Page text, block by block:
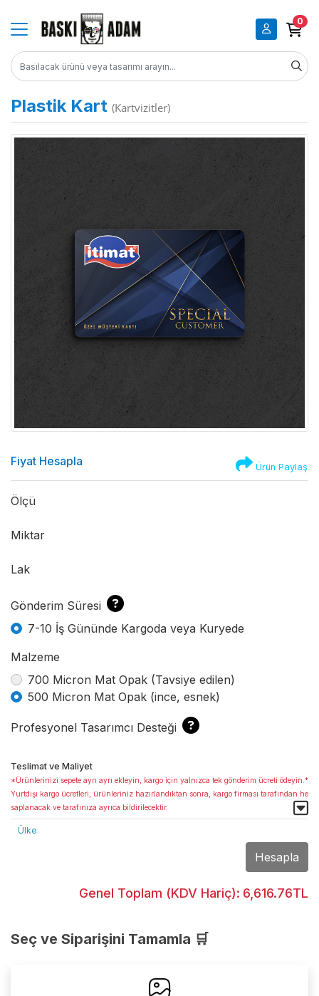
0
Plastik Kart (Kartvizitler)
Fiyat Hesapla Ürün Paylaş
Ölçü
Miktar
Lak
Gönderim Süresi
7-10 İş Gününde Kargoda veya Kuryede
Malzeme
700 Micron Mat Opak (Tavsiye edilen)
500 Micron Mat Opak (ince, esnek)
Profesyonel Tasarımcı Desteği
Teslimat ve Maliyet
*Ürünlerinizi sepete ayrı ayrı ekleyin, kargo için yalnızca tek gönderim ücreti ödeyin.*
Yurtdışı kargo ücretleri, ürünleriniz hazırlandıktan sonra, kargo firması tarafından he
saplanacak ve tarafınıza ayrıca bildirilecektir.
Ülke
Hesapla
Genel Toplam (KDV Hariç): 6,616.76TL
Seç ve Siparişini Tamamla 🛒